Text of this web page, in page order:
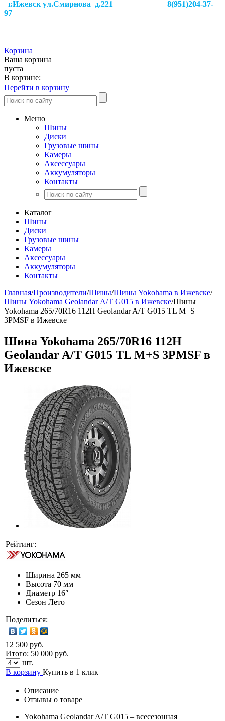
г.Ижевск ул.Смирнова д.221
8(951)204-37-
97
Корзина
Ваша корзина
пуста
В корзине:
Перейти в корзину
Меню
Шины
Диски
Грузовые шины
Камеры
Аксессуары
Аккумуляторы
Контакты
Каталог
Шины
Диски
Грузовые шины
Камеры
Аксессуары
Аккумуляторы
Контакты
Главная/Производители/Шины/Шины Yokohama в Ижевске/
Шины Yokohama Geolandar А/T G015 в Ижевске/Шины
Yokohama 265/70R16 112H Geolandar A/T G015 TL M+S
3PMSF в Ижевске
Шина Yokohama 265/70R16 112H
Geolandar A/T G015 TL M+S 3PMSF в
Ижевске
Рейтинг:
Ширина 265 мм
Высота 70 мм
Диаметр 16″
Сезон Лето
Поделиться:
12 500 руб.
Итого: 50 000 руб.
шт.
В корзину Купить в 1 клик
Описание
Отзывы о товаре
Yokohama Geolandar A/T G015 – всесезонная